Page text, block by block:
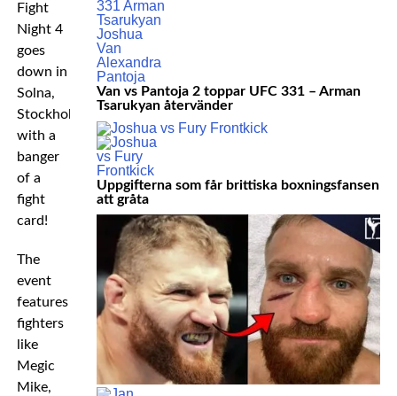
Fight
Night 4
goes
down in
Solna,
Stockholm
with a
banger
of a
fight
card!
The
event
features
fighters
like
Megic
Mike,
Van vs Pantoja 2 toppar UFC 331 – Arman
Tsarukyan återvänder
Uppgifterna som får brittiska boxningsfansen
att gråta